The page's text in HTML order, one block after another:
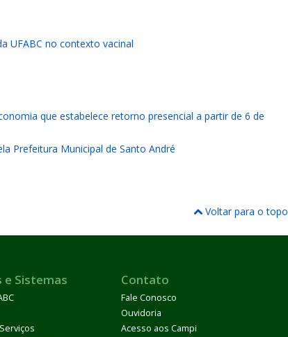
UFABC no contexto vacinal
que estabelece retorno presencial a partir de 6 de
Prefeitura Municipal de Santo André
Voltar para o topo
e Sistemas Contato
Fale Conosco
Ouvidoria
Acesso aos Campi